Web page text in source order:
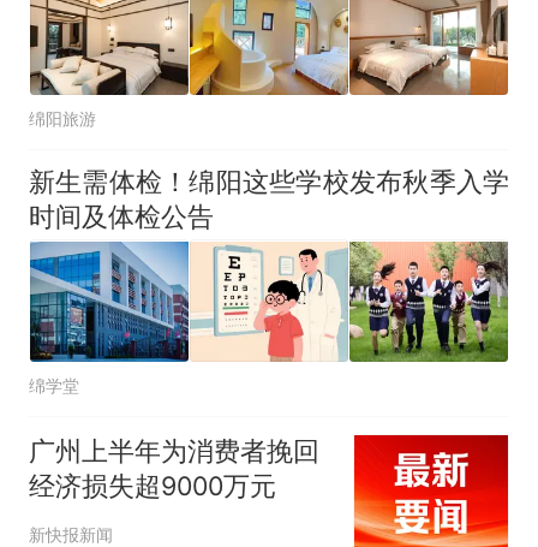
绵阳旅游
新生需体检！绵阳这些学校发布秋季入学
时间及体检公告
绵学堂
广州上半年为消费者挽回
经济损失超9000万元
新快报新闻